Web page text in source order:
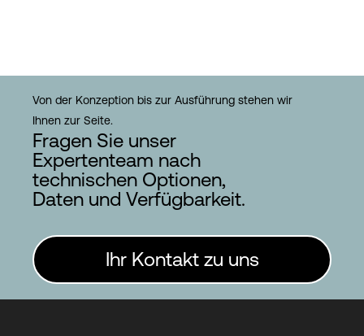
Von der Konzeption bis zur Ausführung stehen wir
Ihnen zur Seite.
Fragen Sie unser
Expertenteam nach
technischen Optionen,
Daten und Verfügbarkeit.
Ihr Kontakt zu uns